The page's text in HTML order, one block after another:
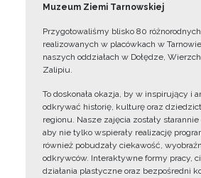
Muzeum Ziemi Tarnowskiej
Przygotowaliśmy blisko 80
realizowanych w placówkach w
naszych oddziałach w Dołędze,
Zalipiu.
To doskonała okazja, by w inspirujący i
odkrywać historię, kulturę oraz
regionu. Nasze zajęcia zostały
aby nie tylko wspierały realizację
również pobudzały ciekawość,
odkrywców. Interaktywne formy pracy,
działania plastyczne oraz bezpośredni